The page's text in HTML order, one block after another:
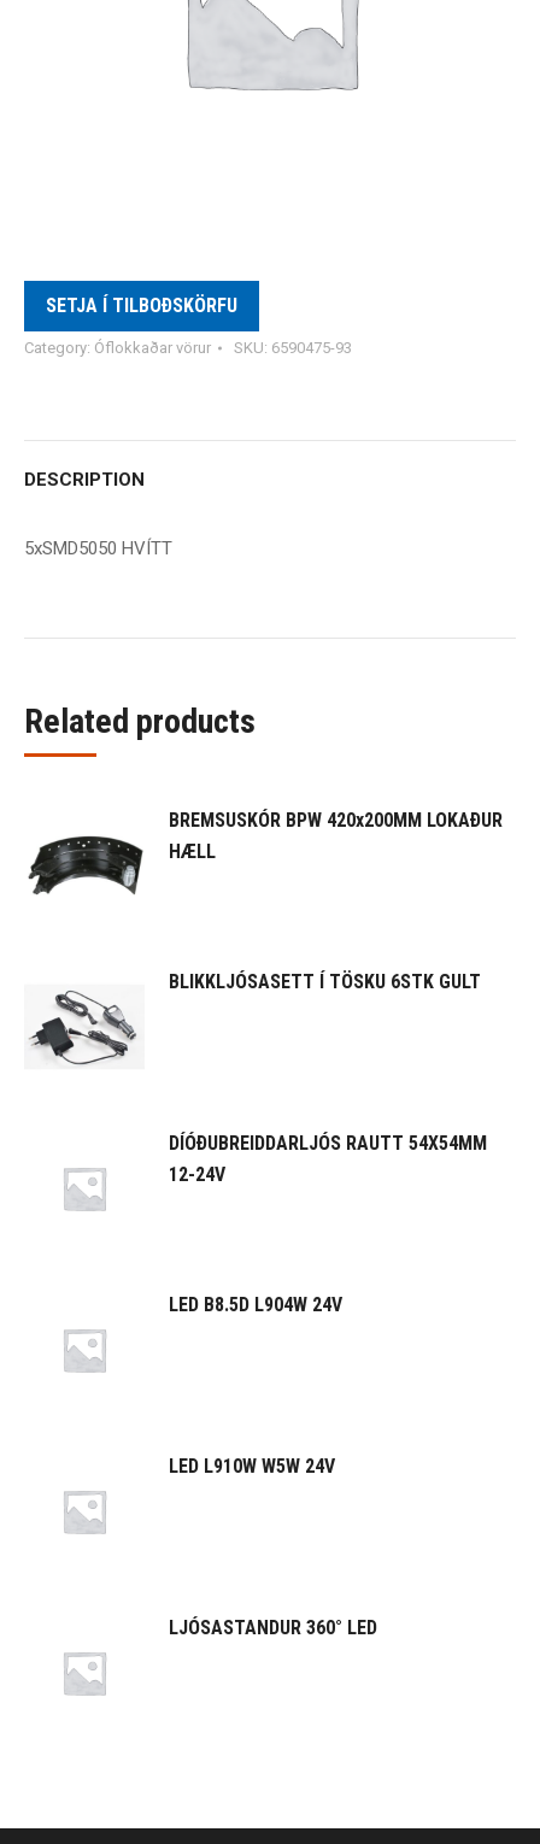
SETJA Í TILBOÐSKÖRFU
Category: Óflokkaðar vörur SKU: 6590475-93
DESCRIPTION
5xSMD5050 HVÍTT
Related products
BREMSUSKÓR BPW 420x200MM LOKAÐUR
HÆLL
BLIKKLJÓSASETT Í TÖSKU 6STK GULT
DÍÓÐUBREIDDARLJÓS RAUTT 54X54MM
12-24V
LED B8.5D L904W 24V
LED L910W W5W 24V
LJÓSASTANDUR 360° LED